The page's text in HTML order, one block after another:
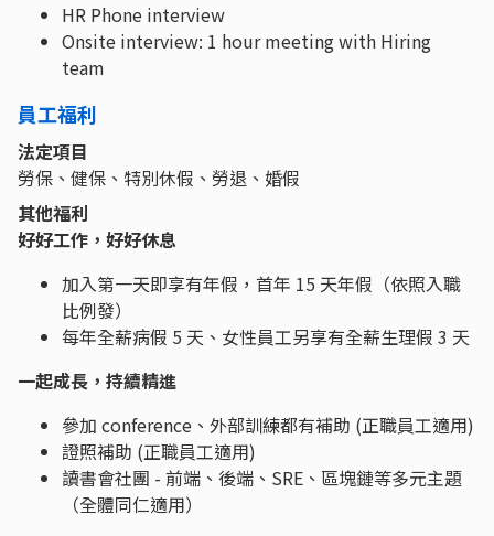
HR Phone interview
Onsite interview: 1 hour meeting with Hiring
team
員工福利
法定項目
勞保、健保、特別休假、勞退、婚假
其他福利
好好工作，好好休息
加入第一天即享有年假，首年 15 天年假（依照入職
比例發）
每年全薪病假 5 天、女性員工另享有全薪生理假 3 天
一起成長，持續精進
參加 conference、外部訓練都有補助 (正職員工適用)
證照補助 (正職員工適用)
讀書會社團 - 前端、後端、SRE、區塊鏈等多元主題
（全體同仁適用）